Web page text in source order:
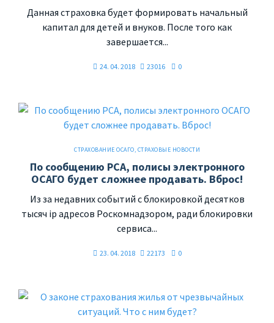
Данная страховка будет формировать начальный
капитал для детей и внуков. После того как
завершается...
24. 04. 2018 23016 0
СТРАХОВАНИЕ ОСАГО, СТРАХОВЫЕ НОВОСТИ
По сообщению РСА, полисы электронного
ОСАГО будет сложнее продавать. Вброс!
Из за недавних событий с блокировкой десятков
тысяч ip адресов Роскомнадзором, ради блокировки
сервиса...
23. 04. 2018 22173 0